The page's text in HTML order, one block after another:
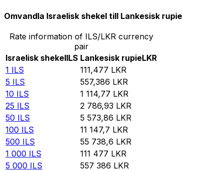
Omvandla Israelisk shekel till Lankesisk rupie
Rate information of ILS/LKR currency
pair
Israelisk shekelILS Lankesisk rupieLKR
1 ILS 111,477 LKR
5 ILS 557,386 LKR
10 ILS 1 114,77 LKR
25 ILS 2 786,93 LKR
50 ILS 5 573,86 LKR
100 ILS 11 147,7 LKR
500 ILS 55 738,6 LKR
1 000 ILS 111 477 LKR
5 000 ILS 557 386 LKR